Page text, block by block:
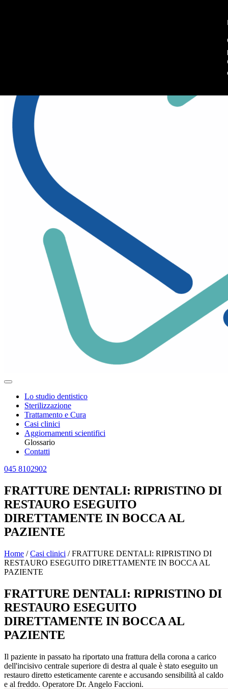
Lo studio dentistico
Sterilizzazione
Trattamento e Cura
Casi clinici
Aggiornamenti scientifici
Glossario
Contatti
045 8102902
FRATTURE DENTALI: RIPRISTINO DI
RESTAURO ESEGUITO
DIRETTAMENTE IN BOCCA AL
PAZIENTE
Home /Casi clinici /FRATTURE DENTALI: RIPRISTINO DI
RESTAURO ESEGUITO DIRETTAMENTE IN BOCCA AL
PAZIENTE
FRATTURE DENTALI: RIPRISTINO DI
RESTAURO ESEGUITO
DIRETTAMENTE IN BOCCA AL
PAZIENTE
Il paziente in passato ha riportato una frattura della corona a carico
dell'incisivo centrale superiore di destra al quale è stato eseguito un
restauro diretto esteticamente carente e accusando sensibilità al caldo
e al freddo. Operatore Dr. Angelo Faccioni.